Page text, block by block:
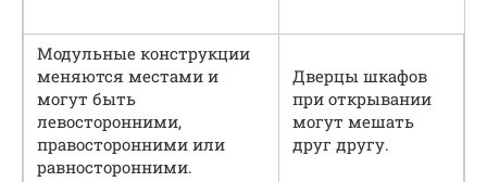
Модульные конструкции
меняются местами и
могут быть
левосторонними,
правосторонними или
равносторонними.
Дверцы шкафов
при открывании
могут мешать
друг другу.